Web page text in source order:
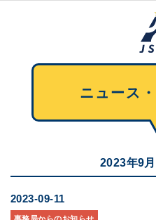
ニュース
2023年9
2023-09-11